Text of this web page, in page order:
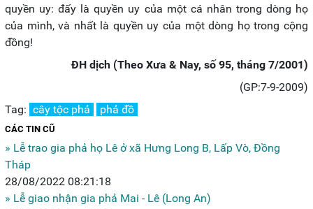
quyền uy: đấy là quyền uy của một cá nhân trong dòng họ
của mình, và nhất là quyền uy của một dòng họ trong cộng
đồng!
ĐH dịch (Theo Xưa & Nay, số 95, tháng 7/2001)
(GP:7-9-2009)
Tag: cây tộc phả phả đồ
CÁC TIN CŨ
» Lễ trao gia phả họ Lê ở xã Hưng Long B, Lấp Vò, Đồng
Tháp
28/08/2022 08:21:18
» Lễ giao nhận gia phả Mai - Lê (Long An)